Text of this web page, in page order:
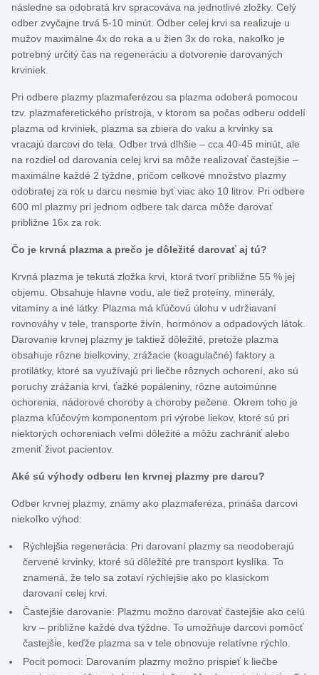
následne sa odobratá krv spracováva na jednotlivé zložky. Celý
odber zvyčajne trvá 5-10 minút. Odber celej krvi sa realizuje u
mužov maximálne 4x do roka a u žien 3x do roka, nakoľko je
potrebný určitý čas na regeneráciu a dotvorenie darovaných
krviniek.
Pri odbere plazmy plazmaferézou sa plazma odoberá pomocou
tzv. plazmaferetického prístroja, v ktorom sa počas odberu oddelí
plazma od krviniek, plazma sa zbiera do vaku a krvinky sa
vracajú darcovi do tela. Odber trvá dlhšie – cca 40-45 minút, ale
na rozdiel od darovania celej krvi sa môže realizovať častejšie –
maximálne každé 2 týždne, pričom celkové množstvo plazmy
odobratej za rok u darcu nesmie byť viac ako 10 litrov. Pri odbere
600 ml plazmy pri jednom odbere tak darca môže darovať
približne 16x za rok.
Čo je krvná plazma a prečo je dôležité darovať aj tú?
Krvná plazma je tekutá zložka krvi, ktorá tvorí približne 55 % jej
objemu. Obsahuje hlavne vodu, ale tiež proteíny, minerály,
vitamíny a iné látky. Plazma má kľúčovú úlohu v udržiavaní
rovnováhy v tele, transporte živín, hormónov a odpadových látok.
Darovanie krvnej plazmy je taktiež dôležité, pretože plazma
obsahuje rôzne bielkoviny, zrážacie (koagulačné) faktory a
protilátky, ktoré sa využívajú pri liečbe rôznych ochorení, ako sú
poruchy zrážania krvi, ťažké popáleniny, rôzne autoimúnne
ochorenia, nádorové choroby a choroby pečene. Okrem toho je
plazma kľúčovým komponentom pri výrobe liekov, ktoré sú pri
niektorých ochoreniach veľmi dôležité a môžu zachrániť alebo
zmeniť život pacientov.
Aké sú výhody odberu len krvnej plazmy pre darcu?
Odber krvnej plazmy, známy ako plazmaferéza, prináša darcovi
niekoľko výhod:
Rýchlejšia regenerácia: Pri darovaní plazmy sa neodoberajú
červené krvinky, ktoré sú dôležité pre transport kyslíka. To
znamená, že telo sa zotaví rýchlejšie ako po klasickom
darovaní celej krvi.
Častejšie darovanie: Plazmu možno darovať častejšie ako celú
krv – približne každé dva týždne. To umožňuje darcovi pomôcť
častejšie, keďže plazma sa v tele obnovuje relatívne rýchlo.
Pocit pomoci: Darovaním plazmy možno prispieť k liečbe